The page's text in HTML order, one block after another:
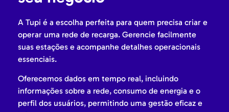
A Tupi é a escolha perfeita para quem precisa criar e
operar uma rede de recarga. Gerencie facilmente
suas estações e acompanhe detalhes operacionais
essenciais.
Oferecemos dados em tempo real, incluindo
informações sobre a rede, consumo de energia e o
perfil dos usuários, permitindo uma gestão eficaz e